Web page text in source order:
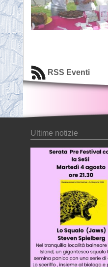
RSS Eventi
Ultime notizie